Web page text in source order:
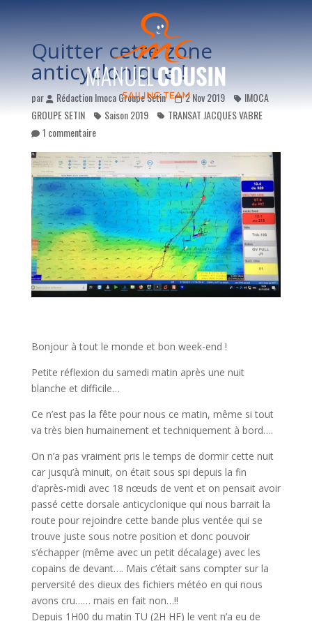
Quitter cette zone
anticyclonique !
par Rédaction Imoca Groupe Sétin 2 Nov 2019
IMOCA
GROUPE SETIN
Saison 2019
TRANSAT JACQUES VABRE
1 commentaire
Bonjour à tout le monde et bon week-end !
Petite réflexion du samedi matin après une nuit
blanche et difficile…
Ce n’est pas la fête pour nous ce matin, même si tout
va très bien humainement et techniquement à bord….
On n’a pas vraiment pris le temps de dormir cette nuit
car jusqu’à minuit, on était sous spi depuis la fin
d’après-midi avec 18 nœuds de vent et on pensait avoir
passé cette dorsale anticyclonique qui nous barrait la
route pour rejoindre cette bande plus ventée qui se
trouve juste sous notre position et donc pouvoir
s’échapper (même avec un petit décalage) avec les
copains de devant…. Mais c’était sans compter sur la
perversité des dieux des fichiers météo en qui nous
avons cru…… mais en fait non…!!
Depuis 1H00 du matin TU (2H HF) le vent n’a eu de